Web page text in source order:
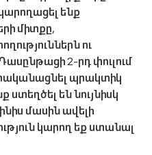
ենք
միտքը,
ու
2-րդ փուլում
պրակտիկ
են նույնիսկ
մասին ավելի
կարող եք ստանալ